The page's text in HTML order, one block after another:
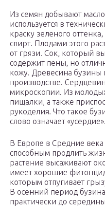
Из семян добывают
используется в
краску зеленого
спирт. Плодами этого
от грязи. Сок, который
содержит пены, но
кожу. Древесина бузины
производстве.
микроскопии. Из
пищалки, а также
рукоделия. Что такое
слово означает «усердие».
В Европе в Средние века
способным продлить
растение высаживают
имеет хорошие
которым отпугивает
В осенний период
практически до